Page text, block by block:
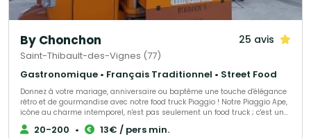
By Chonchon 25 avis
Saint-Thibault-des-Vignes (77)
Gastronomique • Français Traditionnel • Street Food
Donnez à votre mariage, anniversaire ou baptême une touche d'élégance
rétro et de gourmandise avec notre food truck Piaggio ! Notre Piaggio Ape,
icône au charme intemporel, n'est pas seulement un food truck ; c'est un
accessoire de décoration qui apportera une ambiance unique et
deviendra un cadre photo de rêve pour immortaliser votre jour J. Offrez à
20-200 • 13€ / pers min.